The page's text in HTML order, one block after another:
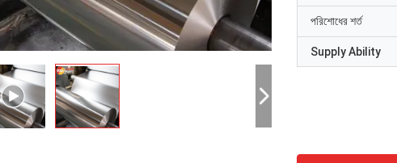
পরিশোধের শর্ত
Supply Ability